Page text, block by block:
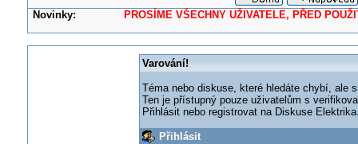
Novinky: PROSÍME VŠECHNY UŽIVATELE, PŘED
Varování!
Téma nebo diskuse, které hledáte chybí, ale
Ten je přístupný pouze uživatelům s
Přihlásit nebo registrovat na Diskuse
Přihlásit